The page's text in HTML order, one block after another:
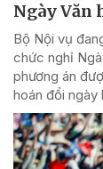
Ngày Văn
Bộ Nội vụ
chức nghỉ
phương án
hoán đổi ngày